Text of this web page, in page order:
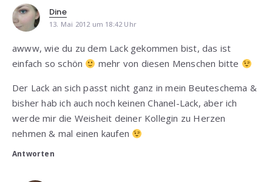
Dine
13. Mai 2012 um 18:42 Uhr
awww, wie du zu dem Lack gekommen bist, das ist
einfach so schön
mehr von diesen Menschen bitte
Der Lack an sich passt nicht ganz in mein Beuteschema &
bisher hab ich auch noch keinen Chanel-Lack, aber ich
werde mir die Weisheit deiner Kollegin zu Herzen
nehmen & mal einen kaufen
Antworten